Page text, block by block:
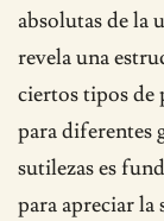
absolutas de la
revela una
ciertos tipos de
para diferentes
sutilezas es
para apreciar la